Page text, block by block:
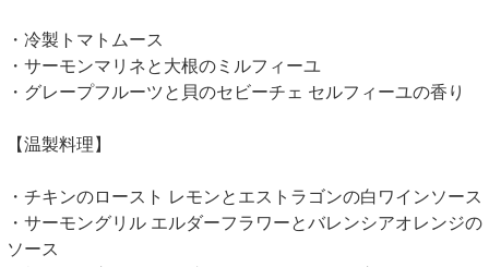
・冷製トマトムース
・サーモンマリネと大根のミルフィーユ
・グレープフルーツと貝のセビーチェ セルフィーユの香り
【温製料理】
・チキンのロースト レモンとエストラゴンの白ワインソース
・サーモングリル エルダーフラワーとバレンシアオレンジの
ソース